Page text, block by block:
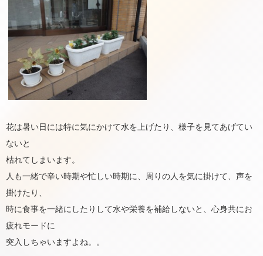
花は暑い日には特に気にかけて水を上げたり、様子を見てあげてい
ないと
枯れてしまいます。
人も一緒で辛い時期や忙しい時期に、周りの人を気に掛けて、声を
掛けたり、
時に食事を一緒にしたりして水や栄養を補給しないと、心身共にお
疲れモードに
突入しちゃいますよね。。